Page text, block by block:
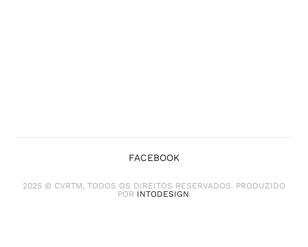
FACEBOOK
2025 © CVRTM, TODOS OS DIREITOS RESERVADOS. PRODUZIDO
POR INTODESIGN.